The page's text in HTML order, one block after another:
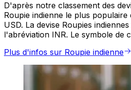
D'après notre classement des
Roupie indienne le plus
USD. La devise Roupies
l'abréviation INR. Le symbole de
Plus d'infos sur Roupie indienne